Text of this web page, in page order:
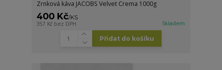
Zrnková káva JACOBS Velvet Crema 1000g
400 Kč/KS
357 Kč bez DPH Skladem
Přidat do košíku